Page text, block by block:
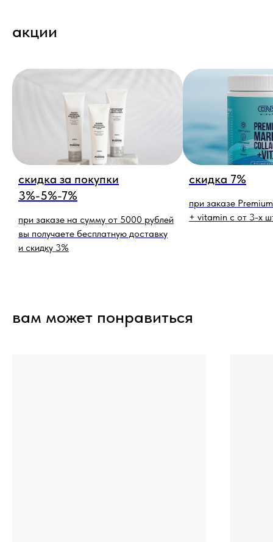
акции
скидка за покупки
3%-5%-7%
при заказе на сумму от 5000 рублей
вы получаете бесплатную доставку
и скидку 3%
скидка 7%
при заказе
+ vitamin c от 3-х
вам может понравиться